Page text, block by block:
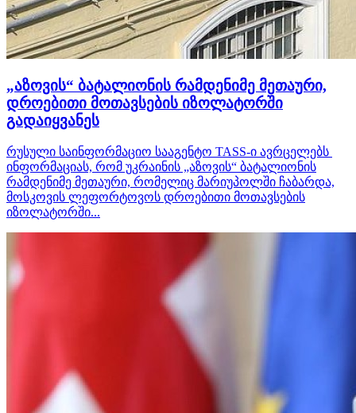
„აზოვის“ ბატალიონის რამდენიმე მეთაური,
დროებითი მოთავსების იზოლატორში
გადაიყვანეს
რუსული საინფორმაციო სააგენტო TASS-ი ავრცელებს
ინფორმაციას, რომ უკრაინის „აზოვის“ ბატალიონის
რამდენიმე მეთაური, რომელიც მარიუპოლში ჩაბარდა,
მოსკოვის ლეფორტოვოს დროებითი მოთავსების
იზოლატორში...